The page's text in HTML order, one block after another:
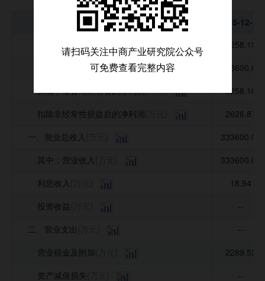
募集资金投向
科目\年度 2025-12-31
科目\年度
2025-12-31
净利润 (万元)
3258.10
(万元)
333600.00
归属于母公司所有者的净利润(万元)
3258.10
扣除非经常性损益后的净利润
2626.87
一、营业总收入
333600.00
其中：营业收入
333600.00
利息收入
18.94
投资收益
--
二、营业支出
--
营业税金及附加
2289.52
资产减值损失
--
请扫码关注中商产业研究院公众号
可免费查看完整内容